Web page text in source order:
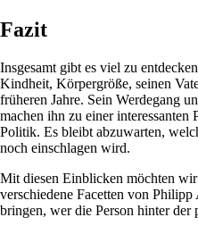
Fazit
Insgesamt gibt es viel zu
Kindheit, Körpergröße, seinen
früheren Jahre. Sein Werdegang
machen ihn zu einer interessanten
Politik. Es bleibt abzuwarten,
noch einschlagen wird.
Mit diesen Einblicken möchten
verschiedene Facetten von
bringen, wer die Person hinter